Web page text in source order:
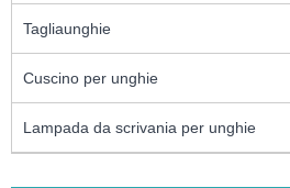
Tagliaunghie
Cuscino per unghie
Lampada da scrivania per unghie